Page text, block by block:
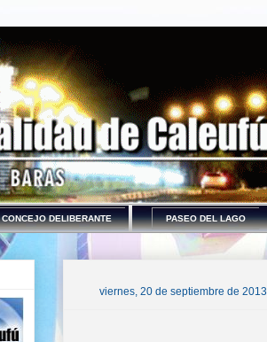
CONCEJO DELIBERANTE PASEO DEL LAGO
viernes, 20 de septiembre de 2013